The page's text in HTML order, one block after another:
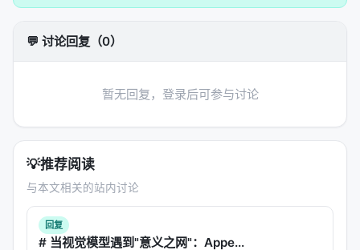
方法上，工作通常遵循「
：将查询、文档、用户上下文编码为稠密或稀疏表
器、重排器、规划器、记忆模块、工具接口等，按任
蒸馏、强化学习（含过程奖励）、自举数据合成； 4.
推理策略：单轮检索、迭代检索、并行子查询、早停
与预算控制。 摘要所描述的技术路线可概括为：Dont
Stop Early: Scalable Enterprise Deep Research
💬 讨论回复（0）
暂无回复，登录后可参与讨论
💡推荐阅读
与本文相关的站内讨论
回复
# 当视觉模型遇到"意义之网"：Appe...